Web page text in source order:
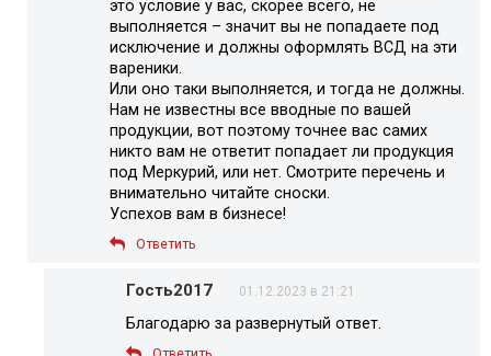
это условие у вас, скорее всего, не
выполняется – значит вы не попадаете под
исключение и должны оформлять ВСД на эти
вареники.
Или оно таки выполняется, и тогда не должны.
Нам не известны все вводные по вашей
продукции, вот поэтому точнее вас самих
никто вам не ответит попадает ли продукция
под Меркурий, или нет. Смотрите перечень и
внимательно читайте сноски.
Успехов вам в бизнесе!
Ответить
Гость2017 01.12.2023 в 21:21
Благодарю за развернутый ответ.